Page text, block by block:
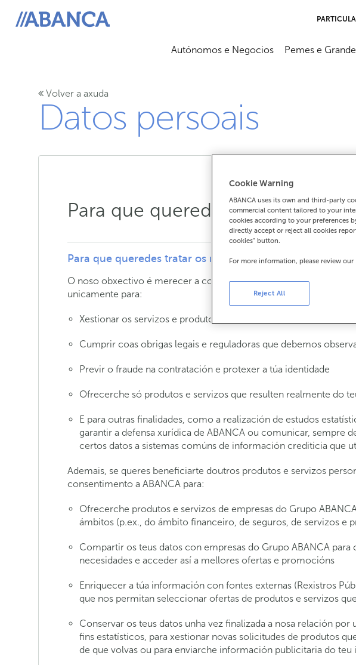
ABANCA
Autónomos e Negocios Pemes e
Volver a axuda
Datos persoais
Para que queredes tratar os
Para que queredes tratar os meus datos?
O noso obxectivo é merecer a confianza dos nosos clientes, e
unicamente para:
Xestionar os servizos e produtos de ABANCA que nos solicites
Cumprir coas obrigas legais e reguladoras que debemos
Previr o fraude na contratación e protexer a túa identidade
Ofrecerche só produtos e servizos que resulten realmente do
E para outras finalidades, como a realización de estudos
garantir a defensa xurídica de ABANCA ou comunicar, sempre
certos datos a sistemas comúns de información crediticia que
Ademais, se queres beneficiarte doutros produtos e servizos
consentimento a ABANCA para:
Ofrecerche produtos e servizos de empresas do Grupo
ámbitos (p.ex., do ámbito financeiro, de seguros, de servizos e
Compartir os teus datos con empresas do Grupo ABANCA
necesidades e acceder así a mellores ofertas e promocións
Enriquecer a túa información con fontes externas (Rexistros
que nos permitan seleccionar ofertas de produtos e servizos
Conservar os teus datos unha vez finalizada a nosa relación
fins estatísticos, para xestionar novas solicitudes de produtos
de que volvas ou para enviarche información publicitaria do teu
Cookie Warning
ABANCA uses its own and third-party
commercial content tailored to your
cookies according to your preferences
directly accept or reject all cookies
cookies" button.
For more information, please review our
Reject All